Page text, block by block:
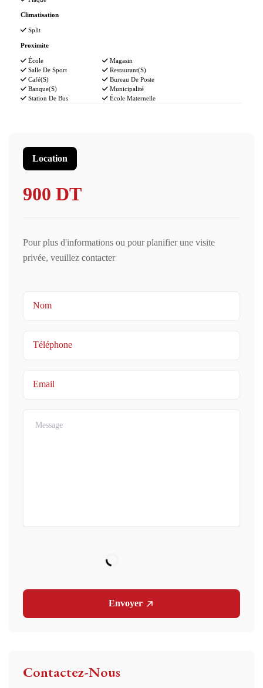
Climatisation
Split
Proximite
École
Magasin
Salle De Sport
Restaurant(s)
Café(s)
Bureau De Poste
Banque(s)
Municipalité
Station De Bus
École Maternelle
Location
900 DT
Pour plus d'informations ou pour planifier une visite
privée, veuillez contacter
Envoyer
Contactez-Nous